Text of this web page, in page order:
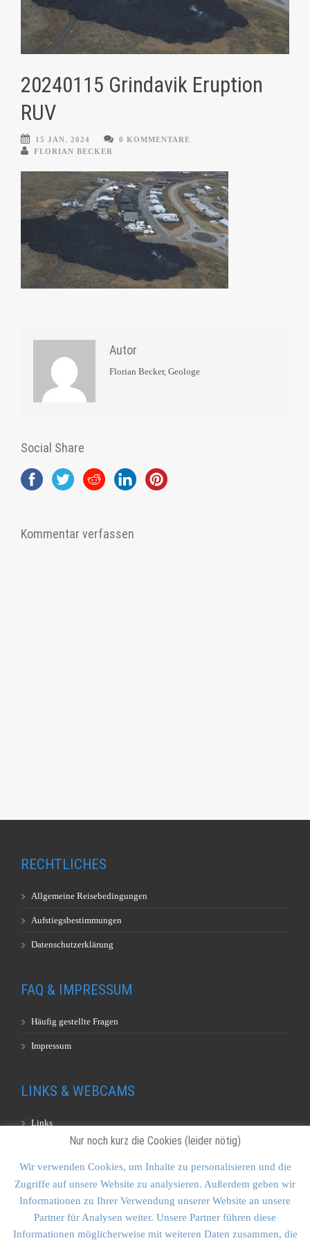
20240115 Grindavik Eruption
RUV
15 JAN. 2024
0 KOMMENTARE
FLORIAN BECKER
Autor
Florian Becker, Geologe
Social Share
Kommentar verfassen
RECHTLICHES
Allgemeine Reisebedingungen
Aufstiegsbestimmungen
Datenschutzerklärung
FAQ & IMPRESSUM
Häufig gestellte Fragen
Impressum
LINKS & WEBCAMS
Links
KONTAKT & SITEMAP
Kontakt
Nur noch kurz die Cookies (leider nötig)
Wir verwenden Cookies, um Inhalte zu personalisieren und die
Zugriffe auf unsere Website zu analysieren. Außerdem geben wir
Informationen zu Ihrer Verwendung unserer Website an unsere
Partner für Analysen weiter. Unsere Partner führen diese
Informationen möglicherweise mit weiteren Daten zusammen, die